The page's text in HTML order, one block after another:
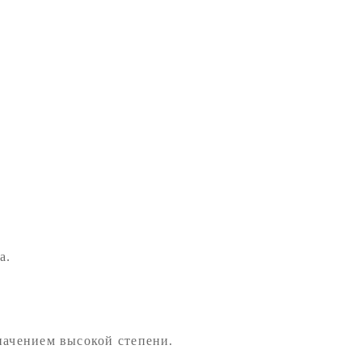
высокой степени.